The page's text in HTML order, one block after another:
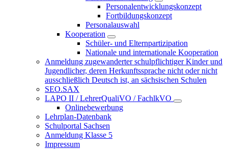
Personalentwicklungskonzept
Fortbildungskonzept
Personalauswahl
Kooperation
Schüler- und Elternpartizipation
Nationale und internationale Kooperation
Anmeldung zugewanderter schulpflichtiger Kinder und
Jugendlicher, deren Herkunftssprache nicht oder nicht
ausschließlich Deutsch ist, an sächsischen Schulen
SEO.SAX
LAPO II / LehrerQualiVO / FachlkVO
Onlinebewerbung
Lehrplan-Datenbank
Schulportal Sachsen
Anmeldung Klasse 5
Impressum